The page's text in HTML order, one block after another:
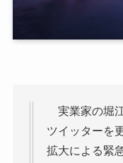
実業家の堀
ツイッターを
拡大による緊